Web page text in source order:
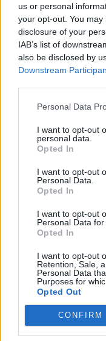
us or personal
your opt-out. You
disclosure of your
IAB’s list of
also be disclosed by
Downstream
Personal Data
I want to opt-out
personal data.
Opted In
I want to opt-out
Personal Data.
Opted In
I want to opt-out
Personal Data for
Opted In
I want to opt-out
Retention, Sale,
Personal Data
Purposes for
Opted Out
CONFIRM
TP Greece:
μέλλον του
Advertorial
Περισσότερα